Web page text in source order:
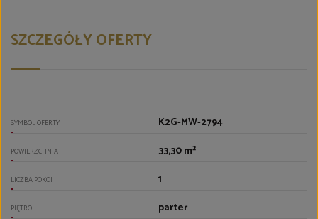
SZCZEGÓŁY OFERTY
SYMBOL OFERTY K2G-MW-2794
POWIERZCHNIA 33,30 m²
LICZBA POKOI 1
PIĘTRO parter